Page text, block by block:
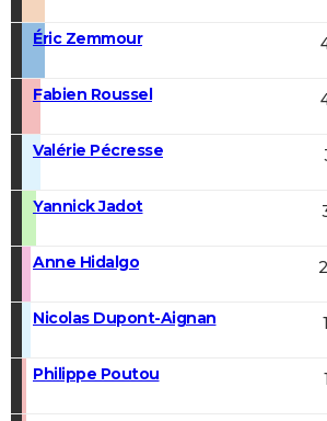
Éric Zemmour
Fabien Roussel
Valérie Pécresse
Yannick Jadot
Anne Hidalgo
Nicolas Dupont-Aignan
Philippe Poutou